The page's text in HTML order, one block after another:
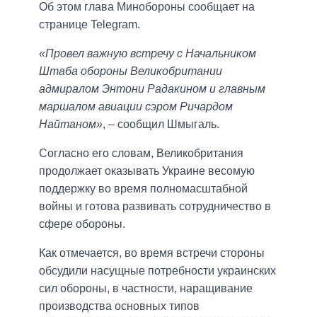
Об этом глава Минобороны сообщает на
странице Telegram.
«Провел важную встречу с Начальником
Штаба обороны Великобритании
адмиралом Энтони Радакином и главным
маршалом авиации сэром Ричардом
Найтаном», – сообщил Шмыгаль.
Согласно его словам, Великобритания
продолжает оказывать Украине весомую
поддержку во время полномасштабной
войны и готова развивать сотрудничество в
сфере обороны.
Как отмечается, во время встречи стороны
обсудили насущные потребности украинских
сил обороны, в частности, наращивание
производства основных типов